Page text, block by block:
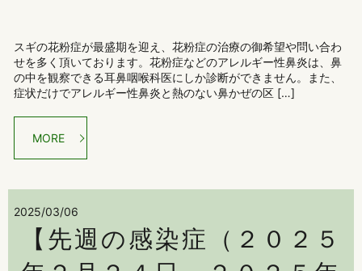
スギの花粉症が最盛期を迎え、花粉症の治療の御希望や問い合わ
せを多く頂いております。花粉症などのアレルギー性鼻炎は、鼻
の中を観察できる耳鼻咽喉科医にしか診断ができません。また、
症状だけでアレルギー性鼻炎と熱のない鼻かぜの区 […]
MORE
2025/03/06
【先週の感染症（２０２５